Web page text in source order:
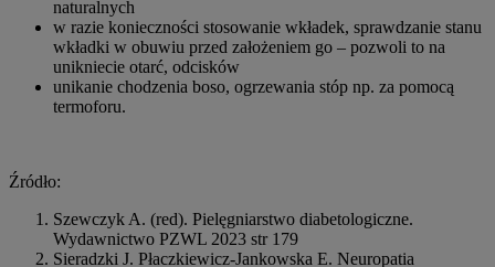
naturalnych
w razie konieczności stosowanie wkładek, sprawdzanie stanu
wkładki w obuwiu przed założeniem go – pozwoli to na
unikniecie otarć, odcisków
unikanie chodzenia boso, ogrzewania stóp np. za pomocą
termoforu.
Źródło:
Szewczyk A. (red). Pielęgniarstwo diabetologiczne.
Wydawnictwo PZWL 2023 str 179
Sieradzki J. Płaczkiewicz-Jankowska E. Neuropatia